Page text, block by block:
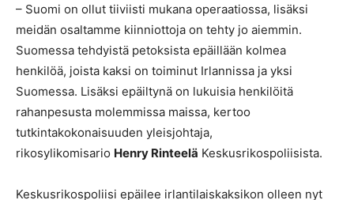
– Suomi on ollut tiiviisti mukana operaatiossa, lisäksi
meidän osaltamme kiinniottoja on tehty jo aiemmin.
Suomessa tehdyistä petoksista epäillään kolmea
henkilöä, joista kaksi on toiminut Irlannissa ja yksi
Suomessa. Lisäksi epäiltynä on lukuisia henkilöitä
rahanpesusta molemmissa maissa, kertoo
tutkintakokonaisuuden yleisjohtaja,
rikosylikomisario Henry Rinteelä Keskusrikospoliisista.
Keskusrikospoliisi epäilee irlantilaiskaksikon olleen nyt